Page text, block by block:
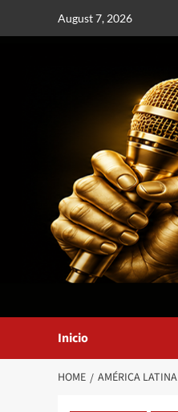
August 7, 2026
Inicio
HOME AMÉRICA LATINA